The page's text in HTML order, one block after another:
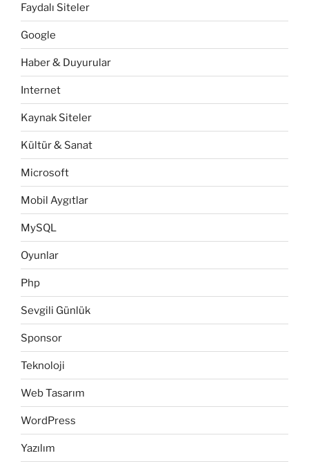
Faydalı Siteler
Google
Haber & Duyurular
Internet
Kaynak Siteler
Kültür & Sanat
Microsoft
Mobil Aygıtlar
MySQL
Oyunlar
Php
Sevgili Günlük
Sponsor
Teknoloji
Web Tasarım
WordPress
Yazılım